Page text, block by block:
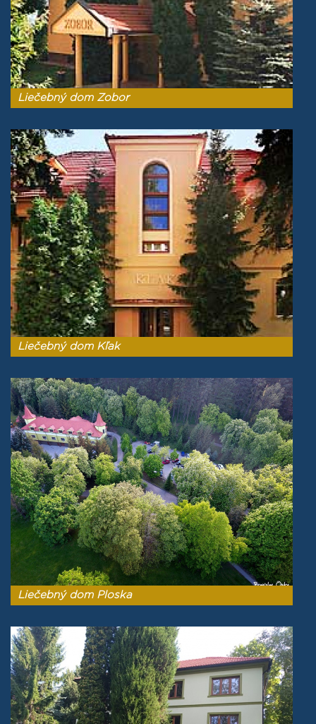
Liečebný dom Zobor
Liečebný dom Kľak
Liečebný dom Ploska